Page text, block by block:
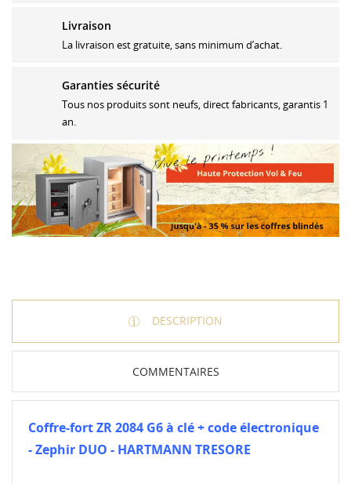
Livraison
La livraison est gratuite, sans minimum d’achat.
Garanties sécurité
Tous nos produits sont neufs, direct fabricants, garantis 1
an.
DESCRIPTION
COMMENTAIRES
Coffre-fort ZR 2084 G6 à clé + code électronique
- Zephir DUO - HARTMANN TRESORE